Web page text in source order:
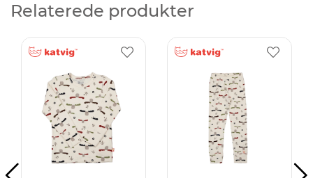
Relaterede produkter